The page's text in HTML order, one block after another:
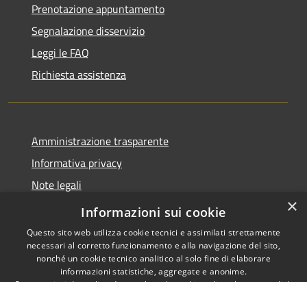
Prenotazione appuntamento
Segnalazione disservizio
Leggi le FAQ
Richiesta assistenza
Amministrazione trasparente
Informativa privacy
Note legali
Dichiarazione di accessibilità
Copyright © 2026 • Comune di
×
Informazioni sui cookie
Questo sito web utilizza cookie tecnici e assimilati strettamente
necessari al corretto funzionamento e alla navigazione del sito,
nonché un cookie tecnico analitico al solo fine di elaborare
informazioni statistiche, aggregate e anonime.